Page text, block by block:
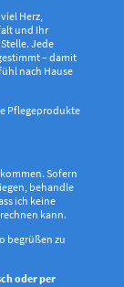
Herz,
und Ihr
Jede
– damit
nach Hause
Pflegeprodukte
Sofern
behandle
ich keine
kann.
begrüßen zu
oder per